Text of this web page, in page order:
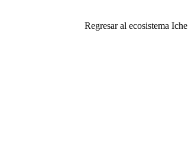
Regresar al ecosistema Iche